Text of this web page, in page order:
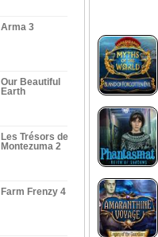
Arma 3
Our Beautiful
Earth
Les Trésors de
Montezuma 2
Farm Frenzy 4